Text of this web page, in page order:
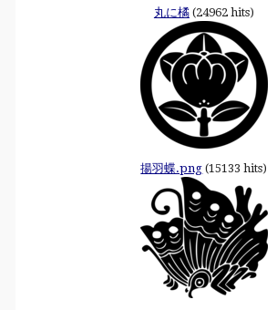
丸に橘(24962 hits)
揚羽蝶.png (15133 hits)